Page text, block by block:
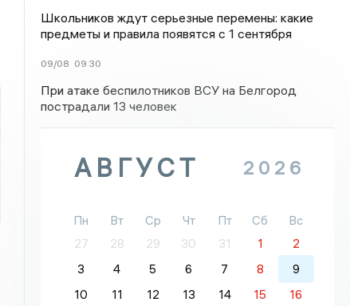
Школьников ждут серьезные перемены: какие
предметы и правила появятся с 1 сентября
09/08 09:30
При атаке беспилотников ВСУ на Белгород
пострадали 13 человек
АВГУСТ 2026
Пн Вт Ср Чт Пт Сб
Вс
27
28 29 30 31 1
2
3
4 5 6 7 8
9
10
11 12 13 14 15
16